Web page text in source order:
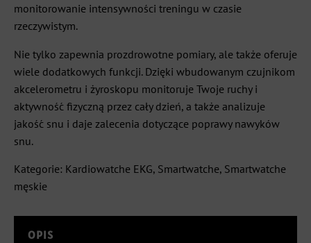
monitorowanie intensywności treningu w czasie
rzeczywistym.
Nie tylko zapewnia prozdrowotne pomiary, ale także oferuje
wiele dodatkowych funkcji. Dzięki wbudowanym czujnikom
akcelerometru i żyroskopu monitoruje Twoje ruchy i
aktywność fizyczną przez cały dzień, a także analizuje
jakość snu i daje zalecenia dotyczące poprawy nawyków
snu.
Kategorie: Kardiowatche EKG, Smartwatche, Smartwatche
męskie
OPIS